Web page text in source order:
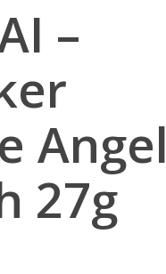
–
Angel
27g